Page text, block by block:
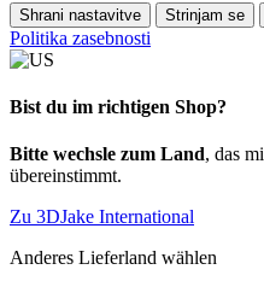
Shrani nastavitve Strinjam se
Politika zasebnosti
Bist du im richtigen Shop?
Bitte wechsle zum Land, das
übereinstimmt.
Zu 3DJake International
Anderes Lieferland wählen